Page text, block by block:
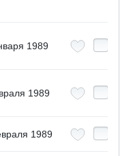
1989
1989
1989